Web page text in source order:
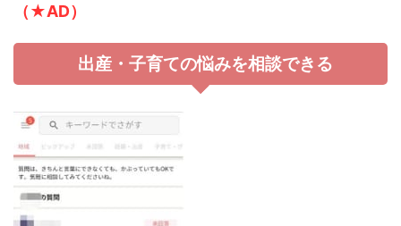
（★AD）
出産・子育ての悩みを相談できる